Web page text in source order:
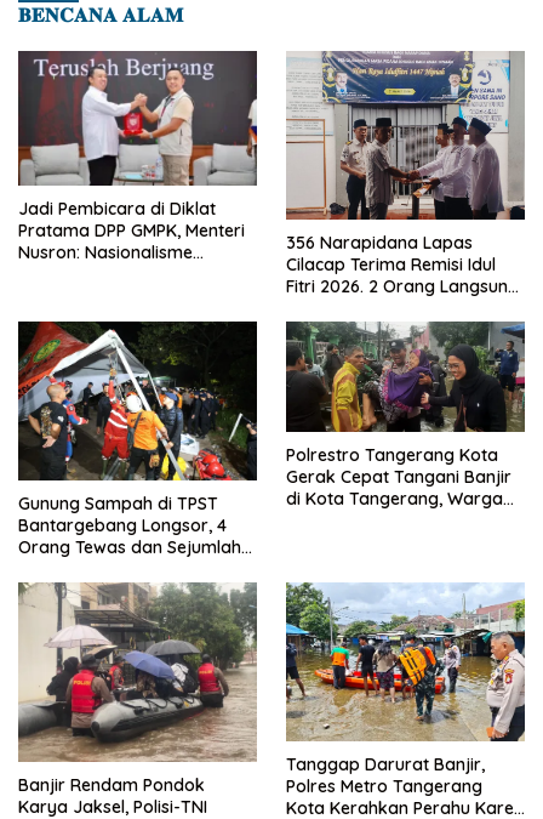
𝐁𝐄𝐍𝐂𝐀𝐍𝐀 𝐀𝐋𝐀𝐌
Jadi Pembicara di Diklat
Pratama DPP GMPK, Menteri
Nusron: Nasionalisme
356 Narapidana Lapas
Cilacap Terima Remisi Idul
Fitri 2026. 2 Orang Langsung
Gunung Sampah di TPST
Bantargebang Longsor, 4
Orang Tewas dan Sejumlah
Polrestro Tangerang Kota
Gerak Cepat Tangani Banjir
di Kota Tangerang, Warga
Banjir Rendam Pondok
Karya Jaksel, Polisi-TNI
Tanggap Darurat Banjir,
Polres Metro Tangerang
Kota Kerahkan Perahu Karet